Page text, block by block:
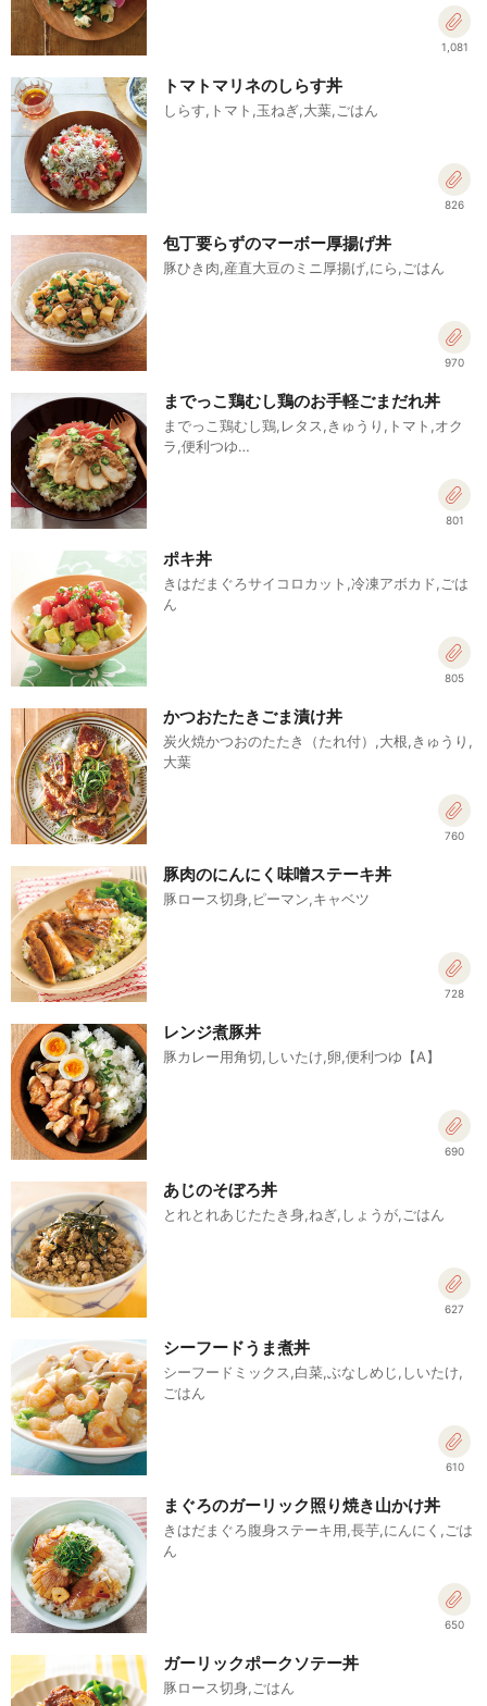
1,081
トマトマリネのしらす丼
しらす,トマト,玉ねぎ,大葉,ごはん
826
包丁要らずのマーボー厚揚げ丼
豚ひき肉,産直大豆のミニ厚揚げ,にら,ごはん
970
までっこ鶏むし鶏のお手軽ごまだれ丼
までっこ鶏むし鶏,レタス,きゅうり,トマト,オク
ラ,便利つゆ…
801
ポキ丼
きはだまぐろサイコロカット,冷凍アボカド,ごは
ん
805
かつおたたきごま漬け丼
炭火焼かつおのたたき（たれ付）,大根,きゅうり,
大葉
760
豚肉のにんにく味噌ステーキ丼
豚ロース切身,ピーマン,キャベツ
728
レンジ煮豚丼
豚カレー用角切,しいたけ,卵,便利つゆ【A】
690
あじのそぼろ丼
とれとれあじたたき身,ねぎ,しょうが,ごはん
627
シーフードうま煮丼
シーフードミックス,白菜,ぶなしめじ,しいたけ,
ごはん
610
まぐろのガーリック照り焼き山かけ丼
きはだまぐろ腹身ステーキ用,長芋,にんにく,ごは
ん
650
ガーリックポークソテー丼
豚ロース切身,ごはん